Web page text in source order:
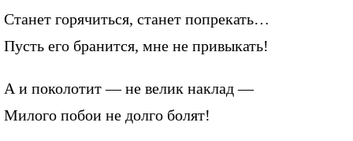
Станет горячиться, станет попрекать…
Пусть его бранится, мне не привыкать!
А и поколотит — не велик наклад —
Милого побои не долго болят!